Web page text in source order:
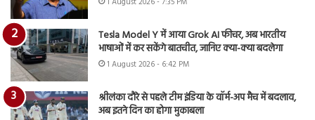
Tesla Model Y में आया Grok AI फीचर, अब भारतीय
भाषाओं में कर सकेंगे बातचीत, जानिए क्या-क्या बदलेगा
1 August 2026 - 6:42 PM
श्रीलंका दौरे से पहले टीम इंडिया के वॉर्म-अप मैच में बदलाव,
अब इतने दिन का होगा मुकाबला